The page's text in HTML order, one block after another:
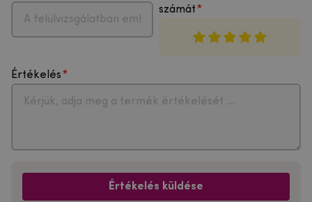
számát
Értékelés
Értékelés küldése